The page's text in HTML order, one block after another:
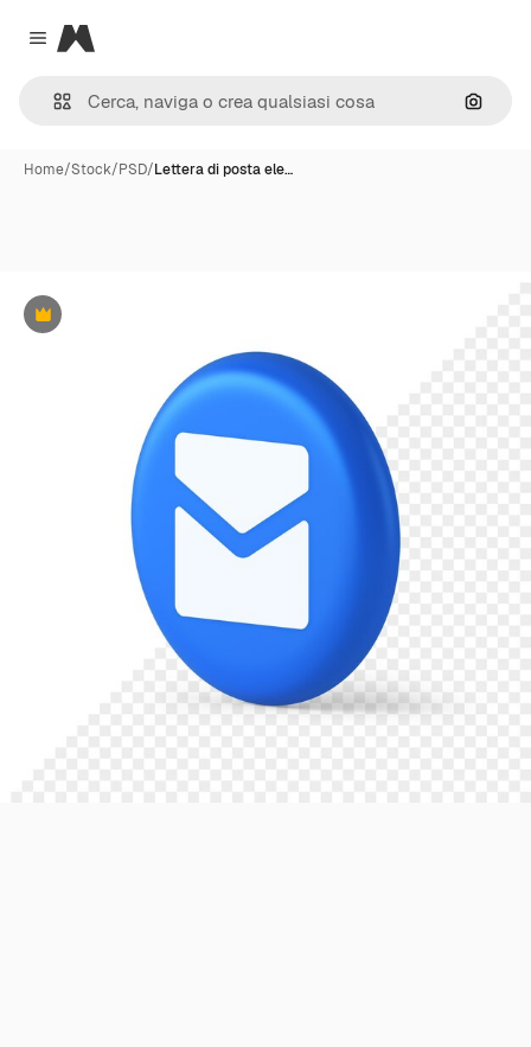
Close menu
Magnific
Cerca
Home/Stock/PSD/Lettera di posta ele…
Premium